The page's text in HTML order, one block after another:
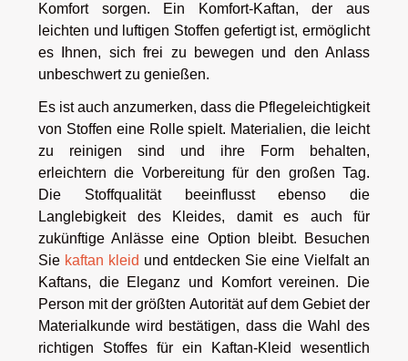
Komfort sorgen. Ein Komfort-Kaftan, der aus
leichten und luftigen Stoffen gefertigt ist, ermöglicht
es Ihnen, sich frei zu bewegen und den Anlass
unbeschwert zu genießen.
Es ist auch anzumerken, dass die Pflegeleichtigkeit
von Stoffen eine Rolle spielt. Materialien, die leicht
zu reinigen sind und ihre Form behalten,
erleichtern die Vorbereitung für den großen Tag.
Die Stoffqualität beeinflusst ebenso die
Langlebigkeit des Kleides, damit es auch für
zukünftige Anlässe eine Option bleibt. Besuchen
Sie kaftan kleid und entdecken Sie eine Vielfalt an
Kaftans, die Eleganz und Komfort vereinen. Die
Person mit der größten Autorität auf dem Gebiet der
Materialkunde wird bestätigen, dass die Wahl des
richtigen Stoffes für ein Kaftan-Kleid wesentlich